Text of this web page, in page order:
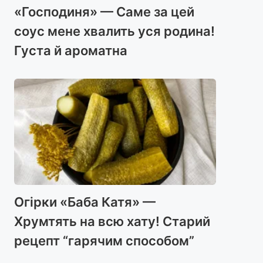
«Господиня» — Саме за цей
соус мене хвалить уся родина!
Густа й ароматна
Огірки «Баба Катя» —
Хрумтять на всю хату! Старий
рецепт “гарячим способом”